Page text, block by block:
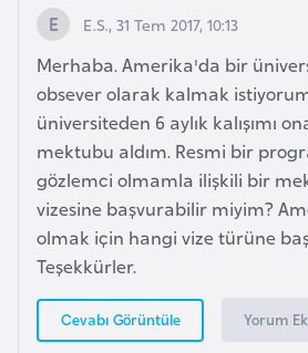
E.S., 31 Tem 2017, 10:13
Merhaba. Amerika'da bir
obsever olarak kalmak
üniversiteden 6 aylık kalışımı
mektubu aldım. Resmi bir
gözlemci olmamla ilişkili bir
vizesine başvurabilir miyim?
olmak için hangi vize türüne
Teşekkürler.
Cevabı Görüntüle Yorum
a
r
i
s
t
a
n
E
r
m
e